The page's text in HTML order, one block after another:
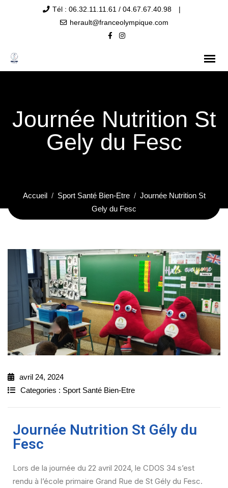
Tél : 06.32.11.11.61 / 04.67.67.40.98
herault@franceolympique.com
Journée Nutrition St
Gely du Fesc
Accueil Sport Santé Bien-Etre
Journée Nutrition St
Gely du Fesc
avril 24, 2024
Categories : Sport Santé Bien-Etre
Journée Nutrition St Gély du
Fesc
Lors de la journée du 22 avril 2024, le CDOS 34 s’est
rendu à l’école primaire Grand Rue de St Gély du Fesc.